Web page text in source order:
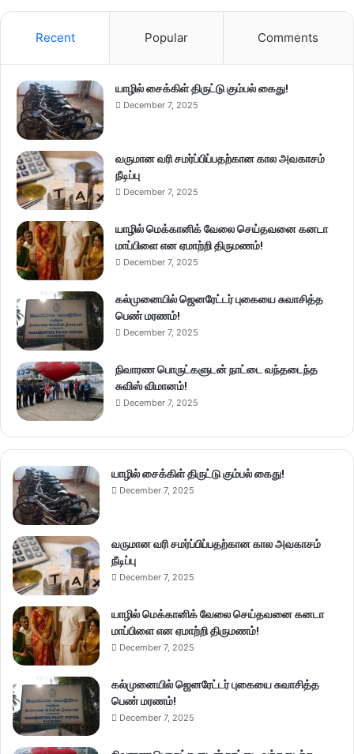
Recent Popular Comments
யாழில் சைக்கிள் திருட்டு கும்பல் கைது!
December 7, 2025
வருமான வரி சமர்ப்பிப்பதற்கான கால அவகாசம்
நீடிப்பு
December 7, 2025
யாழில் மெக்கானிக் வேலை செய்தவனை கனடா
மாப்பிளை என ஏமாற்றி திருமணம்!
December 7, 2025
கல்முனையில் ஜெனரேட்டர் புகையை சுவாசித்த
பெண் மரணம்!
December 7, 2025
நிவாரண பொருட்களுடன் நாட்டை வந்தடைந்த
சுவிஸ் விமானம்!
December 7, 2025
யாழில் சைக்கிள் திருட்டு கும்பல் கைது!
December 7, 2025
வருமான வரி சமர்ப்பிப்பதற்கான கால அவகாசம்
நீடிப்பு
December 7, 2025
யாழில் மெக்கானிக் வேலை செய்தவனை கனடா
மாப்பிளை என ஏமாற்றி திருமணம்!
December 7, 2025
கல்முனையில் ஜெனரேட்டர் புகையை சுவாசித்த
பெண் மரணம்!
December 7, 2025